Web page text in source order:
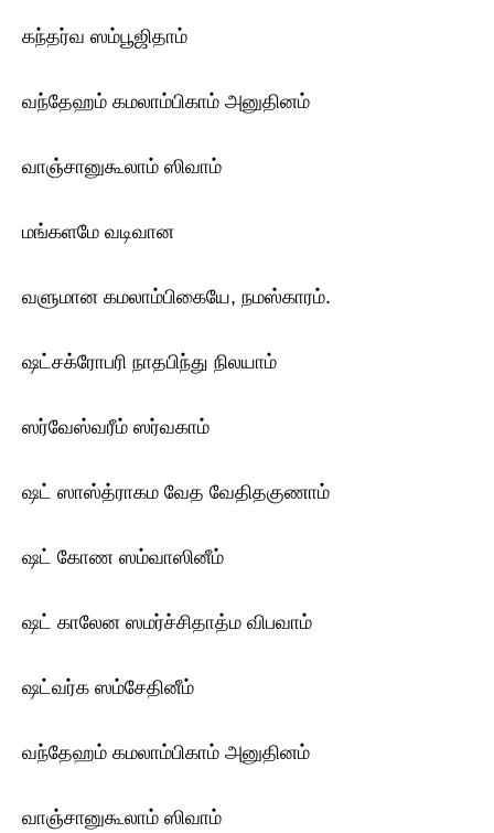
கந்தர்வ ஸம்பூஜிதாம்
வந்தேஹம் கமலாம்பிகாம் அனுதினம்
வாஞ்சானுகூலாம் ஸிவாம்
மங்களமே வடிவான
வளுமான கமலாம்பிகையே, நமஸ்காரம்.
ஷட்சக்ரோபரி நாதபிந்து நிலயாம்
ஸர்வேஸ்வரீம் ஸர்வகாம்
ஷட் ஸாஸ்த்ராகம வேத வேதிதகுணாம்
ஷட் கோண ஸம்வாஸினீம்
ஷட் காலேன ஸமர்ச்சிதாத்ம விபவாம்
ஷட்வர்க ஸம்சேதினீம்
வந்தேஹம் கமலாம்பிகாம் அனுதினம்
வாஞ்சானுகூலாம் ஸிவாம்